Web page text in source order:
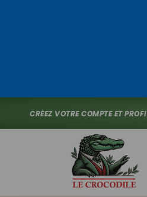
CRÉEZ VOTRE COMPTE ET PROFI